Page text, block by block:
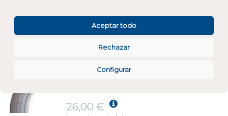
Configurar
Rechazar
Aceptar todo
REF:2080.111.016
compra para ver la disponibilidad y los
26,00 €